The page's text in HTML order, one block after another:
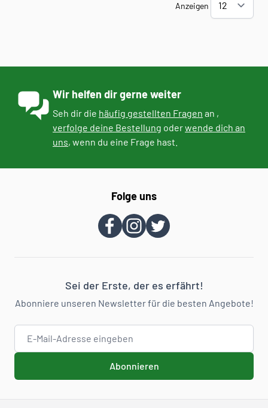
Anzeigen
Wir helfen dir gerne weiter
Seh dir die häufig gestellten Fragen an ,
verfolge deine Bestellung oderwende dich an
uns, wenn du eine Frage hast.
Folge uns
Sei der Erste, der es erfährt!
Abonniere unseren Newsletter für die besten Angebote!
E-Mail-Adresse
Abonnieren